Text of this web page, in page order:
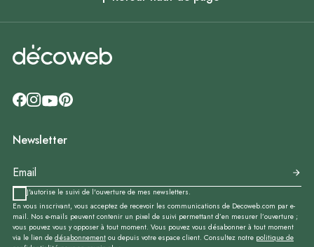
Newsletter
J'autorise le suivi de l'ouverture de mes newsletters.
En vous inscrivant, vous acceptez de recevoir les communications de Decoweb.com par e-
mail. Nos e-mails peuvent contenir un pixel de suivi permettant d’en mesurer l’ouverture ;
vous pouvez vous y opposer à tout moment. Vous pouvez vous désabonner à tout moment
via le lien de désabonnement ou depuis votre espace client. Consultez notre politique de